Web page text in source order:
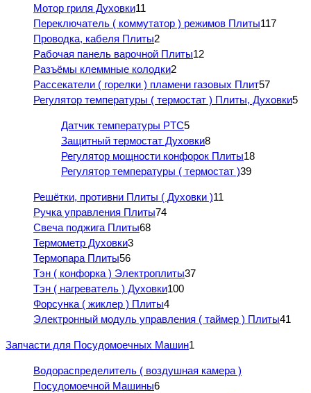
Мотор гриля Духовки11
Переключатель ( коммутатор ) режимов Плиты117
Проводка, кабеля Плиты2
Рабочая панель варочной Плиты12
Разъёмы клеммные колодки2
Рассекатели ( горелки ) пламени газовых Плит57
Регулятор температуры ( термостат ) Плиты, Духовки5
Датчик температуры PTC5
Защитный термостат Духовки8
Регулятор мощности конфорок Плиты18
Регулятор температуры ( термостат )39
Решётки, противни Плиты ( Духовки )11
Ручка управления Плиты74
Свеча поджига Плиты68
Термометр Духовки3
Термопара Плиты56
Тэн ( конфорка ) Электроплиты37
Тэн ( нагреватель ) Духовки100
Форсунка ( жиклер ) Плиты4
Электронный модуль управления ( таймер ) Плиты41
Запчасти для Посудомоечных Машин1
Водораспределитель ( воздушная камера )
Посудомоечной Машины6